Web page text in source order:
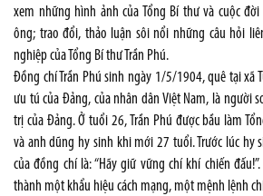
xem những hình ảnh của Tổng Bí thư và cuộc
ông; trao đổi, thảo luận sôi nổi những câu hỏi
nghiệp của Tổng Bí thư Trần Phú.
Đồng chí Trần Phú sinh ngày 1/5/1904, quê tại xã
ưu tú của Đảng, của nhân dân Việt Nam, là người
trị của Đảng. Ở tuổi 26, Trần Phú được bầu làm
và anh dũng hy sinh khi mới 27 tuổi. Trước lúc hy
của đồng chí là: “Hãy giữ vững chí khí chiến
thành một khẩu hiệu cách mạng, một mệnh lệnh